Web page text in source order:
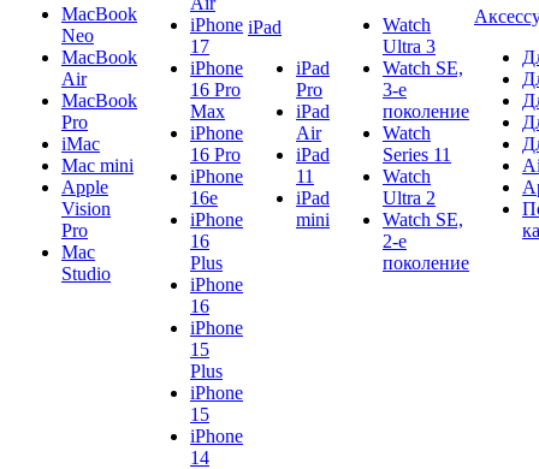
MacBook
Neo
MacBook
Air
MacBook
Pro
iMac
Mac mini
Apple
Vision
Pro
Mac
Studio
iPhone
17
iPhone
16 Pro
Max
iPhone
16 Pro
iPhone
16e
iPhone
16
Plus
iPhone
16
iPhone
15
Plus
iPhone
15
iPhone
14
iPad
iPad
Pro
iPad
Air
iPad
11
iPad
mini
Watch
Ultra 3
Watch SE,
3-е
поколение
Watch
Series 11
Watch
Ultra 2
Watch SE,
2-е
поколение